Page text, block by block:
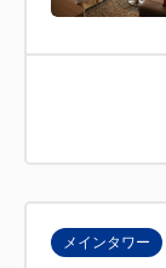
メインタワー